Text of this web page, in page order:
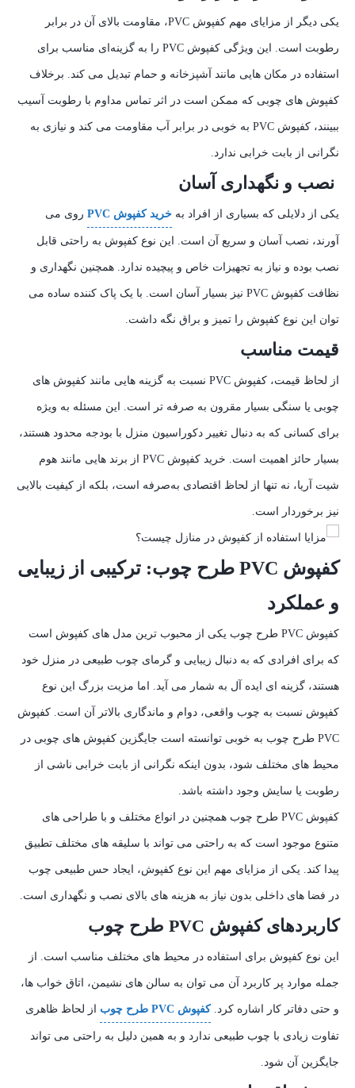
یکی دیگر از مزایای مهم کفپوش PVC، مقاومت بالای آن در برابر
رطوبت است. این ویژگی کفپوش PVC را به گزینه‌ای مناسب برای
استفاده در مکان‌ هایی مانند آشپزخانه و حمام تبدیل می‌ کند. برخلاف
کفپوش‌ های چوبی که ممکن است در اثر تماس مداوم با رطوبت آسیب
ببینند، کفپوش PVC به خوبی در برابر آب مقاومت می‌ کند و نیازی به
نگرانی از بابت خرابی ندارد.
نصب و نگهداری آسان
یکی از دلایلی که بسیاری از افراد به خرید کفپوش PVC روی می‌
آورند، نصب آسان و سریع آن است. این نوع کفپوش به راحتی قابل
نصب بوده و نیاز به تجهیزات خاص و پیچیده ندارد. همچنین نگهداری و
نظافت کفپوش PVC نیز بسیار آسان است. با یک پاک‌ کننده ساده می‌
توان این نوع کفپوش را تمیز و براق نگه داشت.
قیمت مناسب
از لحاظ قیمت، کفپوش PVC نسبت به گزینه‌ هایی مانند کفپوش‌ های
چوبی یا سنگی بسیار مقرون‌ به‌ صرفه‌ تر است. این مسئله به ویژه
برای کسانی که به دنبال تغییر دکوراسیون منزل با بودجه محدود هستند،
بسیار حائز اهمیت است. خرید کفپوش PVC از برند هایی مانند هوم
شیت آریا، نه تنها از لحاظ اقتصادی به‌صرفه است، بلکه از کیفیت بالایی
نیز برخوردار است.
کفپوش PVC طرح چوب: ترکیبی از زیبایی
و عملکرد
کفپوش PVC طرح چوب یکی از محبوب‌ ترین مدل‌ های کفپوش است
که برای افرادی که به دنبال زیبایی و گرمای چوب طبیعی در منزل خود
هستند، گزینه‌ ای ایده‌ آل به شمار می‌ آید. اما مزیت بزرگ این نوع
کفپوش نسبت به چوب واقعی، دوام و ماندگاری بالاتر آن است. کفپوش
PVC طرح چوب به خوبی توانسته است جایگزین کفپوش‌ های چوبی در
محیط‌ های مختلف شود، بدون اینکه نگرانی از بابت خرابی ناشی از
رطوبت یا سایش وجود داشته باشد.
کفپوش PVC طرح چوب همچنین در انواع مختلف و با طراحی‌ های
متنوع موجود است که به راحتی می‌ تواند با سلیقه‌ های مختلف تطبیق
پیدا کند. یکی از مزایای مهم این نوع کفپوش، ایجاد حس طبیعی چوب
در فضا های داخلی بدون نیاز به هزینه‌ های بالای نصب و نگهداری است.
کاربردهای کفپوش PVC طرح چوب
این نوع کفپوش برای استفاده در محیط‌ های مختلف مناسب است. از
جمله موارد پر کاربرد آن می‌ توان به سالن‌ های نشیمن، اتاق خواب‌ ها،
و حتی دفاتر کار اشاره کرد.کفپوش PVC طرح چوب از لحاظ ظاهری
تفاوت زیادی با چوب طبیعی ندارد و به همین دلیل به راحتی می‌ تواند
جایگزین آن شود.